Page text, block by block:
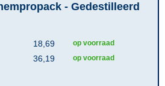
- Gedestilleerd
18,69 op voorraad
36,19 op voorraad